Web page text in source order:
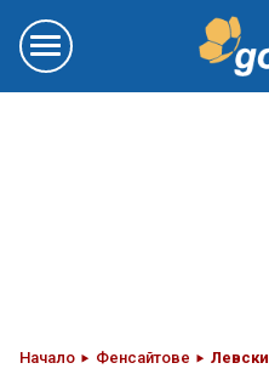
Начало Фенсайтове Левски